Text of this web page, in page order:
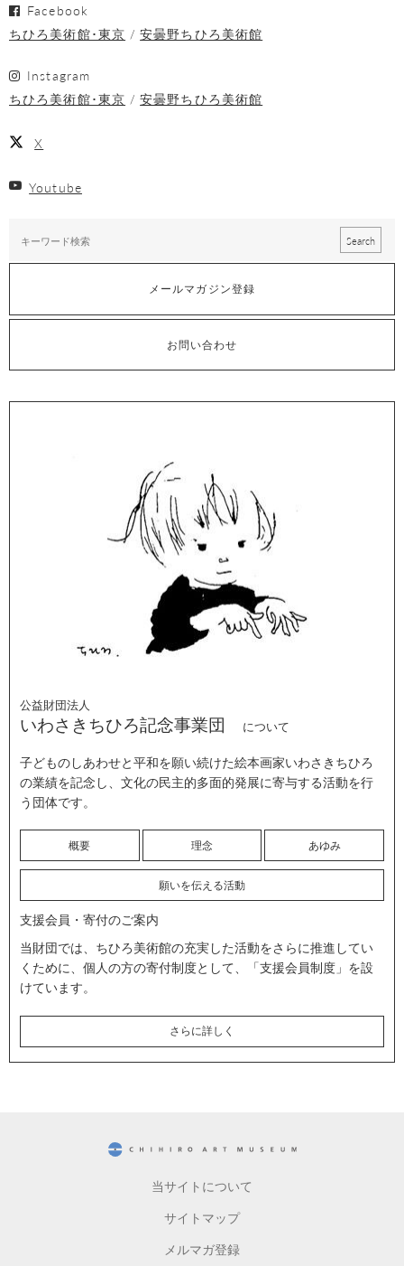
Facebook
ちひろ美術館･東京
安曇野ちひろ美術館
Instagram
ちひろ美術館･東京
安曇野ちひろ美術館
X
Youtube
メールマガジン登録
お問い合わせ
公益財団法人
いわさきちひろ記念事業団 について
子どものしあわせと平和を願い続けた絵本画家いわさきちひろ
の業績を記念し、文化の民主的多面的発展に寄与する活動を行
う団体です。
概要 理念 あゆみ
願いを伝える活動
支援会員・寄付のご案内
当財団では、ちひろ美術館の充実した活動をさらに推進してい
くために、個人の方の寄付制度として、「支援会員制度」を設
けています。
さらに詳しく
当サイトについて
サイトマップ
メルマガ登録